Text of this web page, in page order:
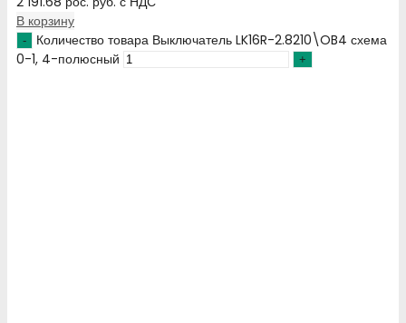
В корзину
Количество товара Выключатель LK16R-2.8210\OB4 схема
0-1, 4-полюсный